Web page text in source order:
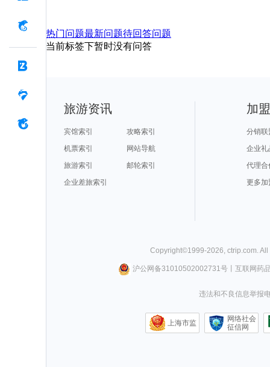
热门问题最新问题待回答问题
当前标签下暂时没有问答
旅游资讯
宾馆索引
攻略索引
机票索引
网站导航
旅游索引
邮轮索引
企业差旅索引
加
分销联
企业礼
代理合
更多加
Copyright©1999-2026, ctrip.com.
沪公网备31010502002731号丨 互联网药
违法和不良信息举报
上海市监
网络社会
征信网